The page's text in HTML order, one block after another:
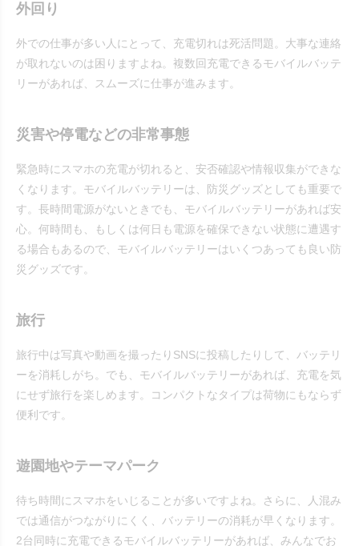
外回り
外での仕事が多い人にとって、充電切れは死活問題。大事な連絡
が取れないのは困りますよね。複数回充電できるモバイルバッテ
リーがあれば、スムーズに仕事が進みます。
災害や停電などの非常事態
緊急時にスマホの充電が切れると、安否確認や情報収集ができな
くなります。モバイルバッテリーは、防災グッズとしても重要で
す。長時間電源がないときでも、モバイルバッテリーがあれば安
心。何時間も、もしくは何日も電源を確保できない状態に遭遇す
る場合もあるので、モバイルバッテリーはいくつあっても良い防
災グッズです。
旅行
旅行中は写真や動画を撮ったりSNSに投稿したりして、バッテリ
ーを消耗しがち。でも、モバイルバッテリーがあれば、充電を気
にせず旅行を楽しめます。コンパクトなタイプは荷物にもならず
便利です。
遊園地やテーマパーク
待ち時間にスマホをいじることが多いですよね。さらに、人混み
では通信がつながりにくく、バッテリーの消耗が早くなります。
2台同時に充電できるモバイルバッテリーがあれば、みんなでお